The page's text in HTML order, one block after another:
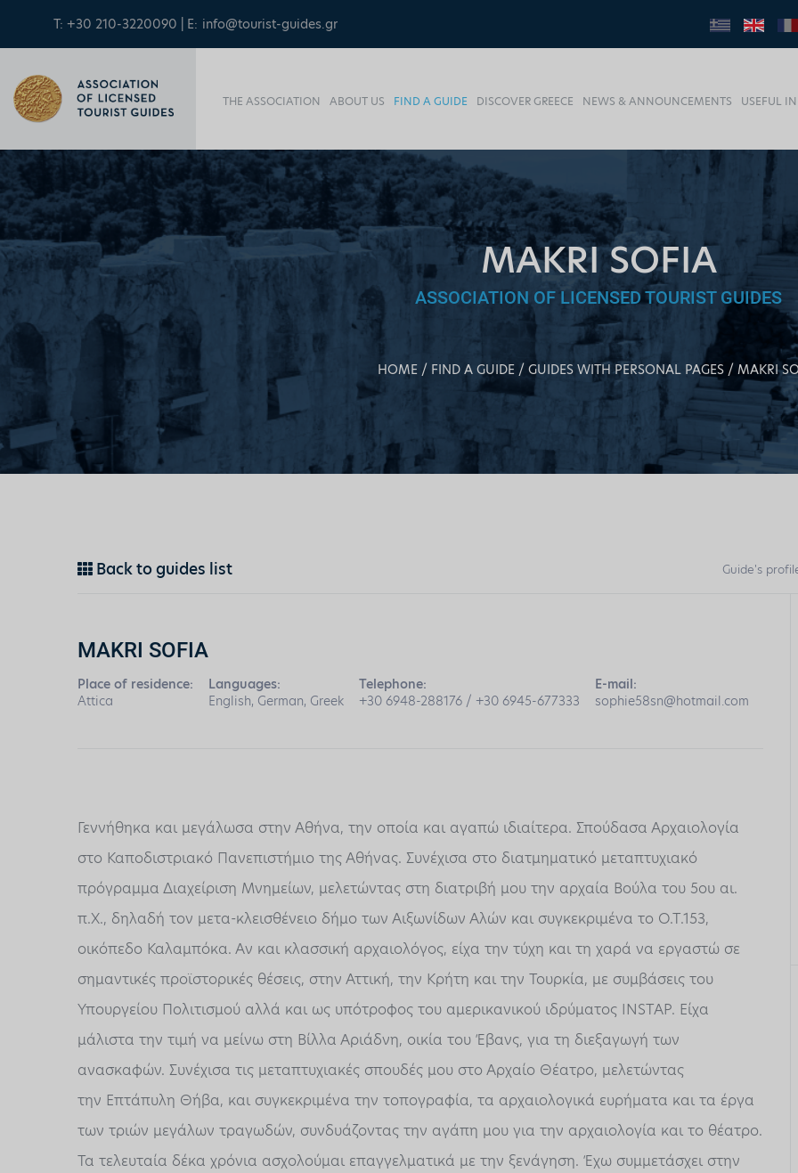
T: +30 210-3220090 | E: info@tourist-guides.gr
THE ASSOCIATION ABOUT US FIND A GUIDE DISCOVER GREECE NEWS & ANNOUNCEMENTS USEFUL
MAKRI SOFIA
ASSOCIATION OF LICENSED TOURIST GUIDES
HOME FIND A GUIDE GUIDES WITH PERSONAL PAGES MAKRI
Back to guides list Guide's
MAKRI SOFIA
Place of residence:
Attica
Languages:
English, German, Greek
Telephone:
+30 6948-288176 / +30 6945-677333
E-mail:
sophie58sn@hotmail.com
Γεννήθηκα και μεγάλωσα στην Αθήνα, την οποία και αγαπώ ιδιαίτερα. Σπούδασα Αρχαιολογία
στο Καποδιστριακό Πανεπιστήμιο της Αθήνας. Συνέχισα στο διατμηματικό μεταπτυχιακό
πρόγραμμα Διαχείριση Μνημείων, μελετώντας στη διατριβή μου την αρχαία Βούλα του 5ου αι.
π.Χ., δηλαδή τον μετα-κλεισθένειο δήμο των Αιξωνίδων Αλών και συγκεκριμένα το Ο.Τ.153,
οικόπεδο Καλαμπόκα. Αν και κλασσική αρχαιολόγος, είχα την τύχη και τη χαρά να εργαστώ σε
σημαντικές προϊστορικές θέσεις, στην Αττική, την Κρήτη και την Τουρκία, με συμβάσεις του
Υπουργείου Πολιτισμού αλλά και ως υπότροφος του αμερικανικού ιδρύματος INSTAP. Είχα
μάλιστα την τιμή να μείνω στη Βίλλα Αριάδνη, οικία του Έβανς, για τη διεξαγωγή των
ανασκαφών. Συνέχισα τις μεταπτυχιακές σπουδές μου στο Αρχαίο Θέατρο, μελετώντας
την Επτάπυλη Θήβα, και συγκεκριμένα την τοπογραφία, τα αρχαιολογικά ευρήματα και τα έργα
των τριών μεγάλων τραγωδών, συνδυάζοντας την αγάπη μου για την αρχαιολογία και το θέατρο.
Τα τελευταία δέκα χρόνια ασχολούμαι επαγγελματικά με την ξενάγηση. Έχω συμμετάσχει στην